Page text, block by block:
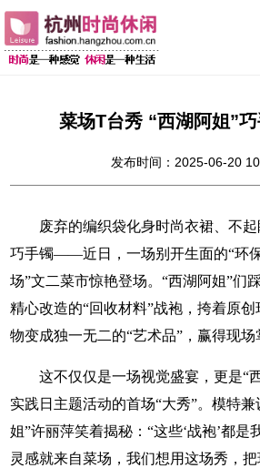
菜场T台秀 “西湖阿姐”
发布时间：2025-06-20
废弃的编织袋化身时尚衣裙、不
巧手镯——近日，一场别开生面的“环
场”文二菜市惊艳登场。“西湖阿姐”们
精心改造的“回收材料”战袍，挎着原
物变成独一无二的“艺术品”，赢得现场
这不仅仅是一场视觉盛宴，更是“
实践日主题活动的首场“大秀”。模特
姐”许丽萍笑着揭秘：“这些‘战袍’都是
灵感就来自菜场，我们想用这场秀，把